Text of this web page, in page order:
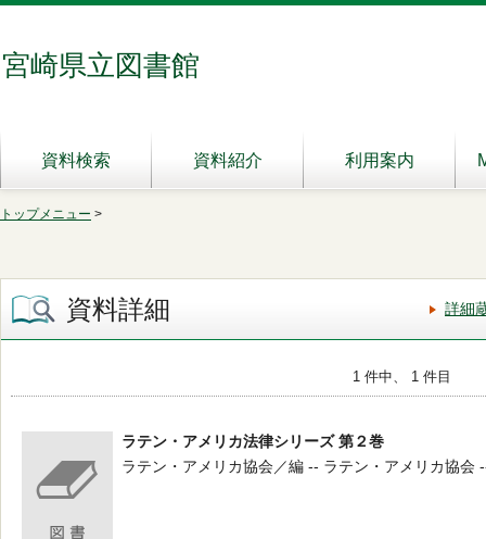
宮崎県立図書館
資料検索 資料紹介 利用案内
トップメニュー >
資料詳細 詳細
1 件中、 1 件目
ラテン・アメリカ法律シリーズ 第２巻
ラテン・アメリカ協会／編 -- ラテン・アメリカ協会